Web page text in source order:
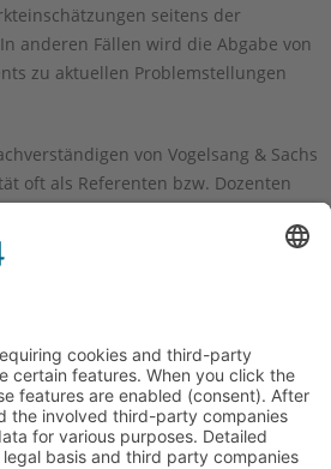
seitens der
anderen Fällen wird die Abgabe von
zu aktuellen Problemstellungen
von Vogelsang & Sachs
oft als Referenten bzw. Dozenten
Gremien etc. tätig.
„Private Finanz- und
Mandanten – ein neues
Wirtschaftsprüfer und